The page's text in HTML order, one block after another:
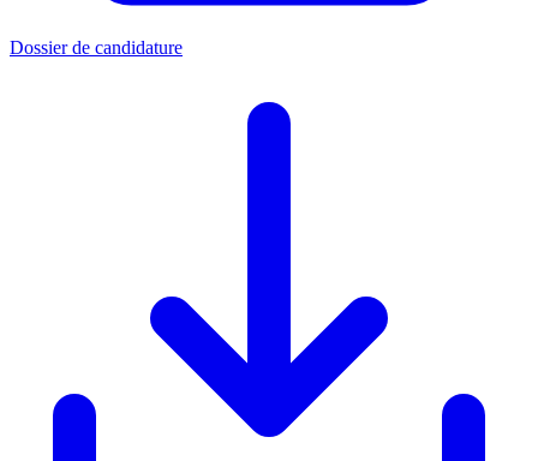
Dossier de candidature